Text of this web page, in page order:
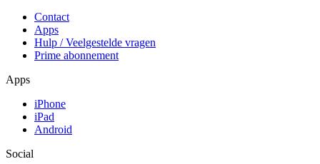
Contact
Apps
Hulp / Veelgestelde vragen
Prime abonnement
Apps
iPhone
iPad
Android
Social